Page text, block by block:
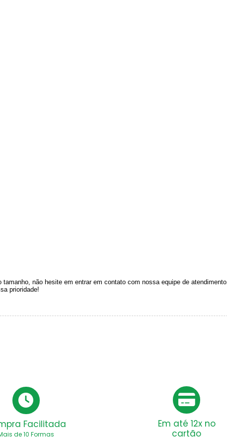
não hesite em entrar em contato com nossa equipe de
prioridade!
Facilitada
de 10 Formas
Em até 12x no
cartão